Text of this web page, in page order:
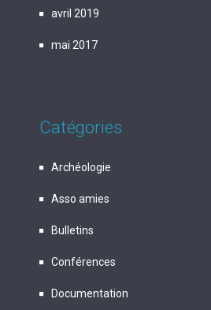
avril 2019
mai 2017
Catégories
Archéologie
Asso amies
Bulletins
Conférences
Documentation